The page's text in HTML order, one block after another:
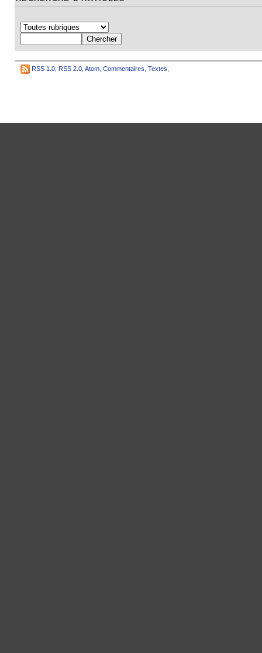
RSS 1.0 RSS 2.0 Atom Commentaires Textes